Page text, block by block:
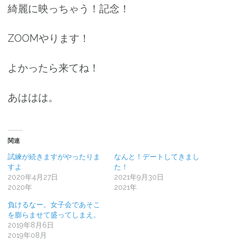
綺麗に映っちゃう！記念！
ZOOMやります！
よかったら来てね！
あははは。
関連
試練が続きますがやったりま
すよ
2020年4月27日
2020年
なんと！デートしてきまし
た！
2021年9月30日
2021年
負けるなー。女子会であそこ
を膨らませて盛ってしまえ。
2019年8月6日
2019年08月